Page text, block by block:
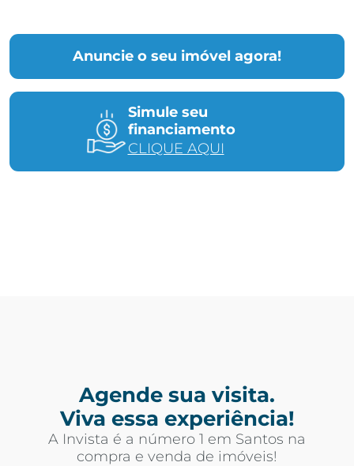
Anuncie o seu imóvel agora!
Simule seu
financiamento
CLIQUE AQUI
Agende sua visita.
Viva essa experiência!
A Invista é a número 1 em Santos na
compra e venda de imóveis!